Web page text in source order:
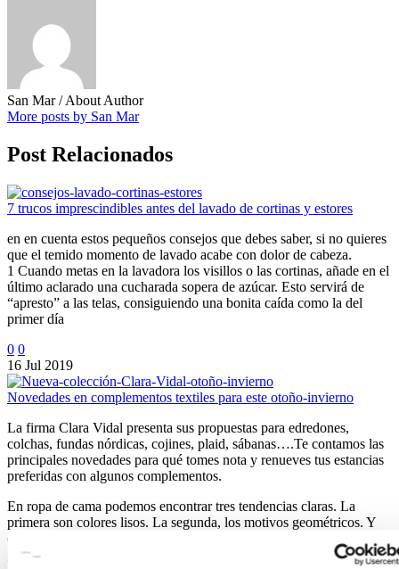
San Mar/ About Author
More posts by San Mar
Post Relacionados
7 trucos imprescindibles antes del lavado de cortinas y estores
en en cuenta estos pequeños consejos que debes saber, si no quieres
que el temido momento de lavado acabe con dolor de cabeza.
1 Cuando metas en la lavadora los visillos o las cortinas, añade en el
último aclarado una cucharada sopera de azúcar. Esto servirá de
“apresto” a las telas, consiguiendo una bonita caída como la del
primer día
0 0
16 Jul 2019
Novedades en complementos textiles para este otoño-invierno
La firma Clara Vidal presenta sus propuestas para edredones,
colchas, fundas nórdicas, cojines, plaid, sábanas….Te contamos las
principales novedades para qué tomes nota y renueves tus estancias
preferidas con algunos complementos.
En ropa de cama podemos encontrar tres tendencias claras. La
primera son colores lisos. La segunda, los motivos geométricos. Y
en tercer lugar las estampaciones con motivos de naturaleza: hojas
gigantes, ramas, guiños a la selva…..